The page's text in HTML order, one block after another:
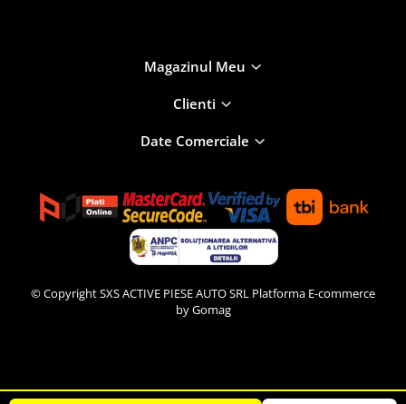
Magazinul Meu
Clienti
Date Comerciale
© Copyright SXS ACTIVE PIESE AUTO SRL Platforma E-commerce
by Gomag